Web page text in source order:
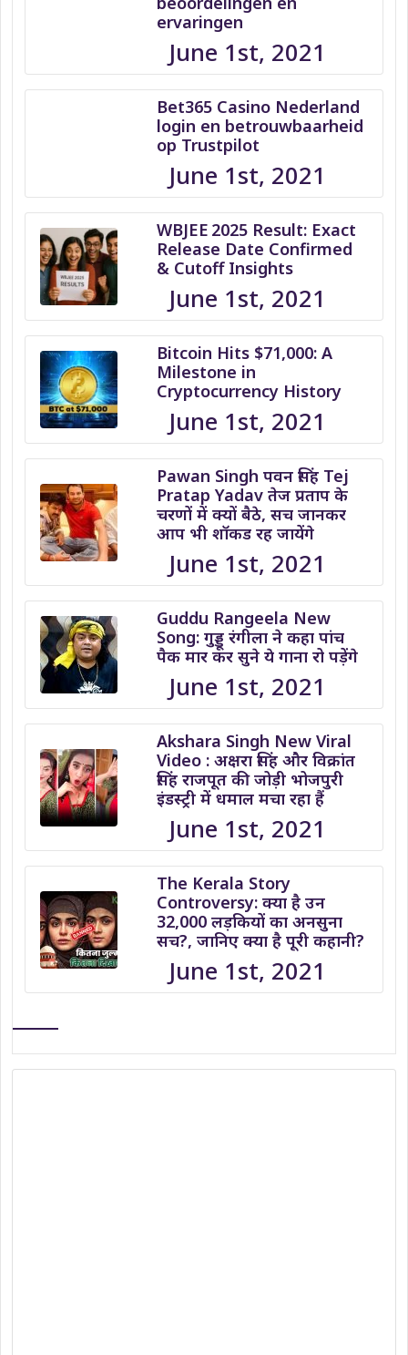
ervaringen
June 1st, 2021
Bet365 Casino Nederland
login en betrouwbaarheid
op Trustpilot
June 1st, 2021
WBJEE 2025 Result: Exact
Release Date Confirmed
& Cutoff Insights
June 1st, 2021
Bitcoin Hits $71,000: A
Milestone in
Cryptocurrency History
June 1st, 2021
Pawan Singh पवन सिंह Tej
Pratap Yadav तेज प्रताप के
चरणों में क्यों बैठे, सच जानकर
आप भी शॉकड रह जायेंगे
June 1st, 2021
Guddu Rangeela New
Song: गुड्डू रंगीला ने कहा पांच
पैक मार कर सुने ये गाना रो पड़ेंगे
June 1st, 2021
Akshara Singh New Viral
Video : अक्षरा सिंह और विक्रांत
सिंह राजपूत की जोड़ी भोजपुरी
इंडस्ट्री में धमाल मचा रहा हैं
June 1st, 2021
The Kerala Story
Controversy: क्या है उन
32,000 लड़कियों का अनसुना
सच?, जानिए क्या है पूरी कहानी?
June 1st, 2021